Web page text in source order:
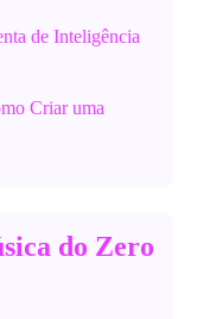
de Inteligência
Criar uma
do Zero